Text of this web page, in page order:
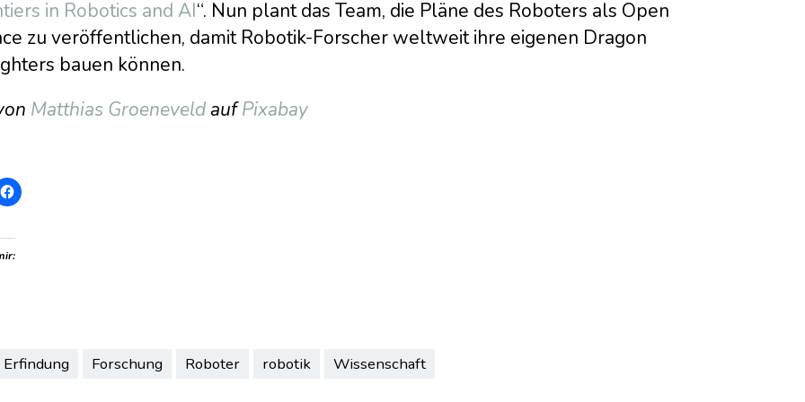
in Robotics and AI“. Nun plant das Team, die Pläne des Roboters als Open
zu veröffentlichen, damit Robotik-Forscher weltweit ihre eigenen Dragon
bauen können.
Matthias GroeneveldaufPixabay
Erfindung Forschung Roboter robotik Wissenschaft